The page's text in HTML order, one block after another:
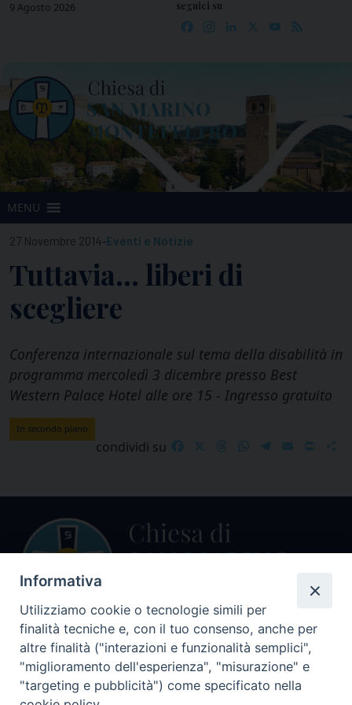
Skip9 Agosto 2026 seguici su
Facebook
Instagram
LinkedIn YouTube
MENU
27 Novembre 2014-Eventi e Notizie
Tuttavia… liberi di
scegliere
Conferenza internazionale sul tema della disabilità in
programma mercoledì 3 dicembre presso Best
Western Palace Hotel alle ore 15 - Ingresso gratuito
In secondo piano
condividi su FacebookThreadsWhatsApp
Telegram
EmailPrint
Centralino Curia Vescovile
0541 913711
Indirizzo
Informativa
Utilizziamo cookie o tecnologie simili per
finalità tecniche e, con il tuo consenso, anche per
altre finalità ("interazioni e funzionalità semplici",
"miglioramento dell'esperienza", "misurazione" e
"targeting e pubblicità") come specificato nella